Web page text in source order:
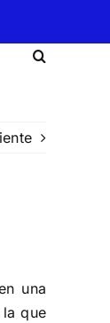
una
que